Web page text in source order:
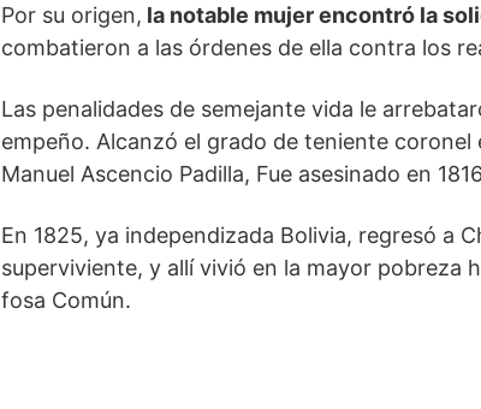
Por su origen, la notable mujer encontró la
combatieron a las órdenes de ella contra los
Las penalidades de semejante vida le
empeño. Alcanzó el grado de teniente
Manuel Ascencio Padilla, Fue asesinado en
En 1825, ya independizada Bolivia, regresó a
superviviente, y allí vivió en la mayor pobreza
fosa Común.